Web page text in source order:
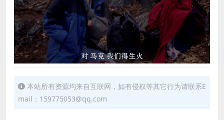
本站所有资源均来自互联网，如有侵权等其它行为请联系E
mail：159775053@qq.com